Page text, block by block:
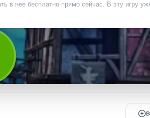
в нее бесплатно прямо сейчас. В эту игру